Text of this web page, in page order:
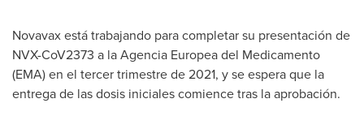
Novavax está trabajando para completar su presentación de
NVX-CoV2373 a la Agencia Europea del Medicamento
(EMA) en el tercer trimestre de 2021, y se espera que la
entrega de las dosis iniciales comience tras la aprobación.